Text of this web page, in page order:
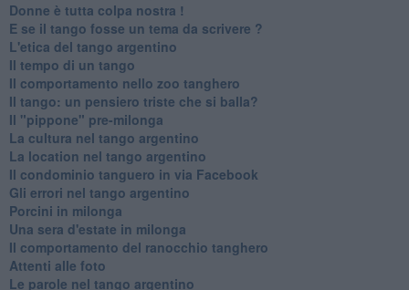
Donne è tutta colpa nostra !
E se il tango fosse un tema da scrivere ?
L'etica del tango argentino
Il tempo di un tango
Il comportamento nello zoo tanghero
Il tango: un pensiero triste che si balla?
Il "pippone" pre-milonga
La cultura nel tango argentino
La location nel tango argentino
Il condominio tanguero in via Facebook
Gli errori nel tango argentino
Porcini in milonga
Una sera d'estate in milonga
Il comportamento del ranocchio tanghero
Attenti alle foto
Le parole nel tango argentino